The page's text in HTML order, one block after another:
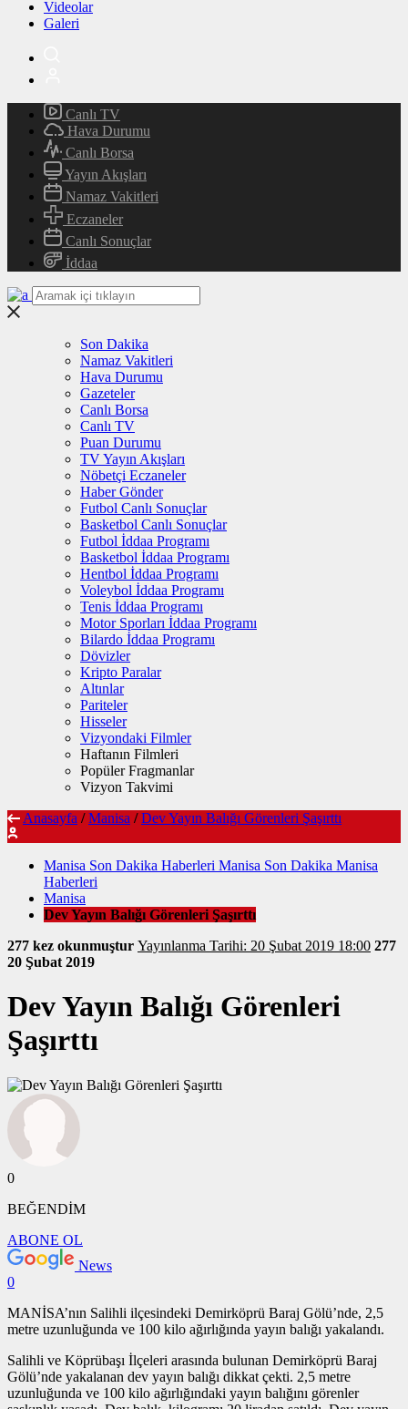
Videolar
Galeri
Canlı TV
Hava Durumu
Canlı Borsa
Yayın Akışları
Namaz Vakitleri
Eczaneler
Canlı Sonuçlar
İddaa
Son Dakika
Namaz Vakitleri
Hava Durumu
Gazeteler
Canlı Borsa
Canlı TV
Puan Durumu
TV Yayın Akışları
Nöbetçi Eczaneler
Haber Gönder
Futbol Canlı Sonuçlar
Basketbol Canlı Sonuçlar
Futbol İddaa Programı
Basketbol İddaa Programı
Hentbol İddaa Programı
Voleybol İddaa Programı
Tenis İddaa Programı
Motor Sporları İddaa Programı
Bilardo İddaa Programı
Dövizler
Kripto Paralar
Altınlar
Pariteler
Hisseler
Vizyondaki Filmler
Haftanın Filmleri
Popüler Fragmanlar
Vizyon Takvimi
Anasayfa / Manisa / Dev Yayın Balığı Görenleri Şaşırttı
Manisa Son Dakika Haberleri Manisa Son Dakika Manisa
Haberleri
Manisa
Dev Yayın Balığı Görenleri Şaşırttı
277 kez okunmuştur Yayınlanma Tarihi: 20 Şubat 2019 18:00 277
20 Şubat 2019
Dev Yayın Balığı Görenleri
Şaşırttı
0
BEĞENDİM
ABONE OL
News
0
MANİSA’nın Salihli ilçesindeki Demirköprü Baraj Gölü’nde, 2,5
metre uzunluğunda ve 100 kilo ağırlığında yayın balığı yakalandı.
Salihli ve Köprübaşı İlçeleri arasında bulunan Demirköprü Baraj
Gölü’nde yakalanan dev yayın balığı dikkat çekti. 2,5 metre
uzunluğunda ve 100 kilo ağırlığındaki yayın balığını görenler